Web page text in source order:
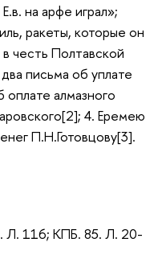
на арфе играл»;
ракеты, которые он
честь Полтавской
письма об уплате
алмазного
4. Еремею
П.Н.Готовцову[3].
Л. 116; КПБ. 85. Л. 20-